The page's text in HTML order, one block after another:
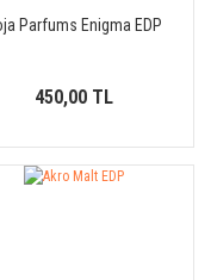
Parfums Enigma EDP
450,00 TL